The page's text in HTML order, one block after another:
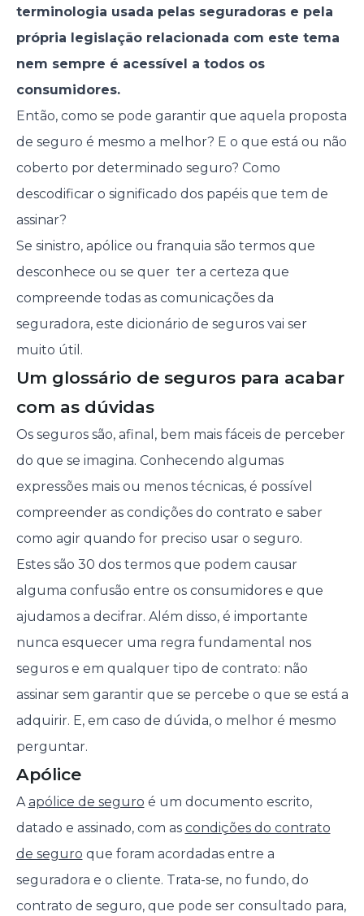
terminologia usada pelas seguradoras e pela
própria legislação relacionada com este tema
nem sempre é acessível a todos os
consumidores.
Então, como se pode garantir que aquela proposta
de seguro é mesmo a melhor? E o que está ou não
coberto por determinado seguro? Como
descodificar o significado dos papéis que tem de
assinar?
Se sinistro, apólice ou franquia são termos que
desconhece ou se quer ter a certeza que
compreende todas as comunicações da
seguradora, este dicionário de seguros vai ser
muito útil.
Um glossário de seguros para acabar
com as dúvidas
Os seguros são, afinal, bem mais fáceis de perceber
do que se imagina. Conhecendo algumas
expressões mais ou menos técnicas, é possível
compreender as condições do contrato e saber
como agir quando for preciso usar o seguro.
Estes são 30 dos termos que podem causar
alguma confusão entre os consumidores e que
ajudamos a decifrar. Além disso, é importante
nunca esquecer uma regra fundamental nos
seguros e em qualquer tipo de contrato: não
assinar sem garantir que se percebe o que se está a
adquirir. E, em caso de dúvida, o melhor é mesmo
perguntar.
Apólice
Aapólice de seguro é um documento escrito,
datado e assinado, com as condições do contrato
de seguro que foram acordadas entre a
seguradora e o cliente. Trata-se, no fundo, do
contrato de seguro, que pode ser consultado para,